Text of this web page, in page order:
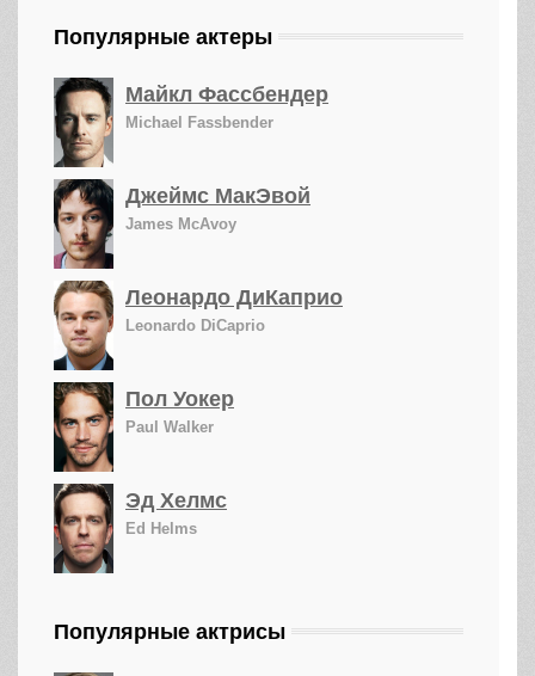
Популярные актеры
Майкл Фассбендер
Michael Fassbender
Джеймс МакЭвой
James McAvoy
Леонардо ДиКаприо
Leonardo DiCaprio
Пол Уокер
Paul Walker
Эд Хелмс
Ed Helms
Популярные актрисы